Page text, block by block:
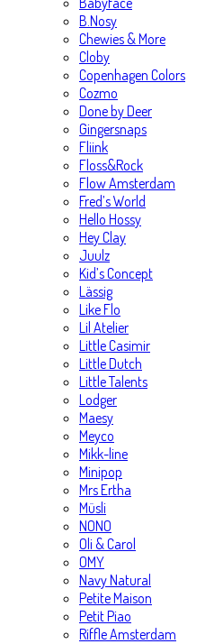
B.Nosy
Chewies & More
Cloby
Copenhagen Colors
Cozmo
Done by Deer
Gingersnaps
Fliink
Floss&Rock
Flow Amsterdam
Fred’s World
Hello Hossy
Hey Clay
Juulz
Kid’s Concept
Lässig
Like Flo
Lil Atelier
Little Casimir
Little Dutch
Little Talents
Lodger
Maesy
Meyco
Mikk-line
Minipop
Mrs Ertha
Müsli
NONO
Oli & Carol
OMY
Navy Natural
Petite Maison
Petit Piao
Riffle Amsterdam